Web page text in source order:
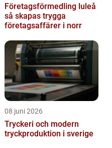
Företagsförmedling luleå
så skapas trygga
företagsaffärer i norr
08 juni 2026
Tryckeri och modern
tryckproduktion i sverige